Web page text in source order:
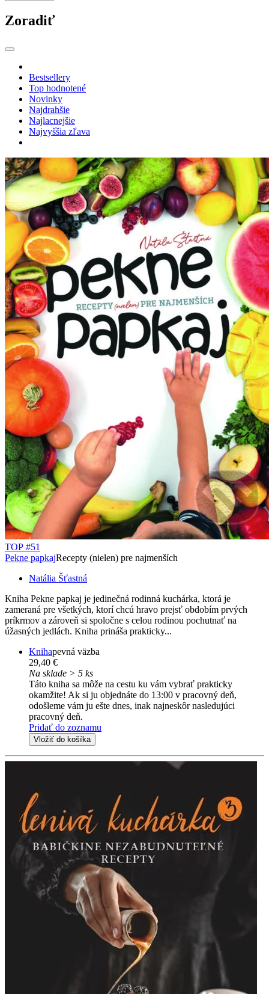
Zoradiť
Bestsellery
Top hodnotené
Novinky
Najdrahšie
Najlacnejšie
Najvyššia zľava
TOP #51
Pekne papkajRecepty (nielen) pre najmenších
Natália Šťastná
Kniha Pekne papkaj je jedinečná rodinná kuchárka, ktorá je
zameraná pre všetkých, ktorí chcú hravo prejsť obdobím prvých
príkrmov a zároveň si spoločne s celou rodinou pochutnať na
úžasných jedlách. Kniha prináša prakticky...
Knihapevná väzba
29,40 €
Na sklade > 5 ks
Táto kniha sa môže na cestu ku vám vybrať prakticky
okamžite! Ak si ju objednáte do 13:00 v pracovný deň,
odošleme vám ju ešte dnes, inak najneskôr nasledujúci
pracovný deň.
Pridať do zoznamu
Vložiť do košíka